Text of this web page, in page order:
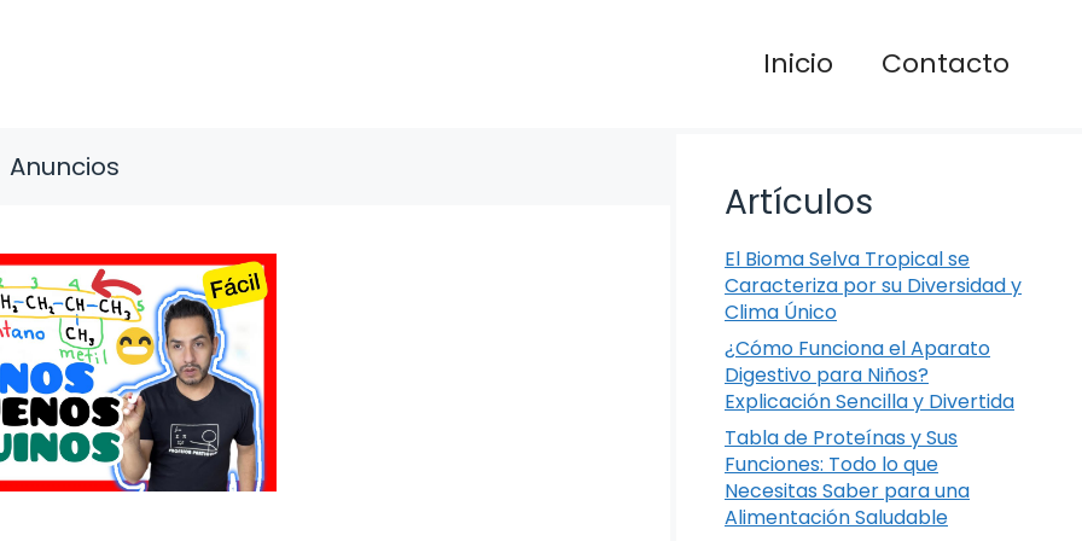
Inicio Contacto
Anuncios
Artículos
El Bioma Selva Tropical se
Caracteriza por su Diversidad y
Clima Único
¿Cómo Funciona el Aparato
Digestivo para Niños?
Explicación Sencilla y Divertida
Tabla de Proteínas y Sus
Funciones: Todo lo que
Necesitas Saber para una
Alimentación Saludable